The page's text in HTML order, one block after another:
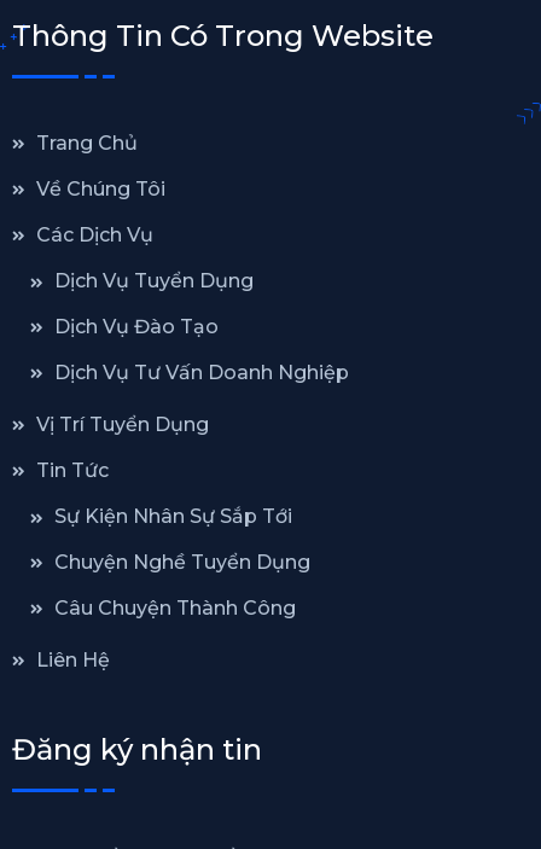
Thông Tin Có Trong Website
Trang Chủ
Về Chúng Tôi
Các Dịch Vụ
Dịch Vụ Tuyển Dụng
Dịch Vụ Đào Tạo
Dịch Vụ Tư Vấn Doanh Nghiệp
Vị Trí Tuyển Dụng
Tin Tức
Sự Kiện Nhân Sự Sắp Tới
Chuyện Nghề Tuyển Dụng
Câu Chuyện Thành Công
Liên Hệ
Đăng ký nhận tin